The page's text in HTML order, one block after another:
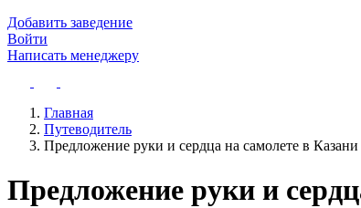
Добавить заведение
Войти
Написать менеджеру
Главная
Путеводитель
Предложение руки и сердца на самолете в Казани
Предложение руки и